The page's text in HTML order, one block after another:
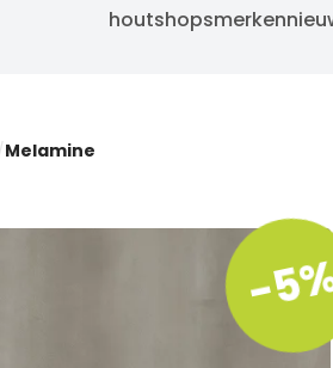
houtshopsmerken
/Melamine
-